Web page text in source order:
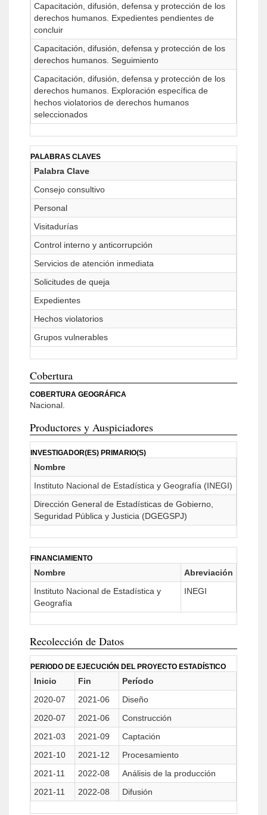
Capacitación, difusión, defensa y protección de los
derechos humanos. Expedientes pendientes de
concluir
Capacitación, difusión, defensa y protección de los
derechos humanos. Seguimiento
Capacitación, difusión, defensa y protección de los
derechos humanos. Exploración específica de
hechos violatorios de derechos humanos
seleccionados
PALABRAS CLAVES
Palabra Clave
Consejo consultivo
Personal
Visitadurías
Control interno y anticorrupción
Servicios de atención inmediata
Solicitudes de queja
Expedientes
Hechos violatorios
Grupos vulnerables
Cobertura
COBERTURA GEOGRÁFICA
Nacional.
Productores y Auspiciadores
INVESTIGADOR(ES) PRIMARIO(S)
Nombre
Instituto Nacional de Estadística y Geografía (INEGI)
Dirección General de Estadísticas de Gobierno,
Seguridad Pública y Justicia (DGEGSPJ)
FINANCIAMIENTO
Nombre
Abreviación
Instituto Nacional de Estadística y
Geografía
INEGI
Recolección de Datos
PERIODO DE EJECUCIÓN DEL PROYECTO ESTADÍSTICO
Inicio Fin
Período
2020-07
2021-06
Diseño
2020-07
2021-06
Construcción
2021-03
2021-09
Captación
2021-10
2021-12
Procesamiento
2021-11
2022-08
Análisis de la producción
2021-11
2022-08 Difusión